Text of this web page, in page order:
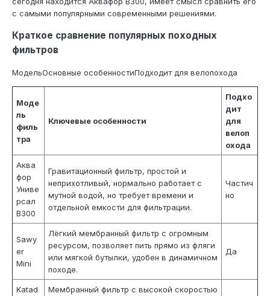
с самыми популярными современными решениями.
Краткое сравнение популярных походных
фильтров
МодельОсновные особенностиПодходит для велопохода
Моде
ль
филь
тра
Ключевые особенности
Подхо
дит
для
велоп
охода
Аква
фор
Униве
рсал
В300
Гравитационный фильтр, простой и
неприхотливый, нормально работает с
мутной водой, но требует времени и
отдельной ёмкости для фильтрации.
Частич
но
Sawy
er
Mini
Лёгкий мембранный фильтр с огромным
ресурсом, позволяет пить прямо из фляги
или мягкой бутылки, удобен в динамичном
походе.
Да
Katad
Мембранный фильтр с высокой скоростью